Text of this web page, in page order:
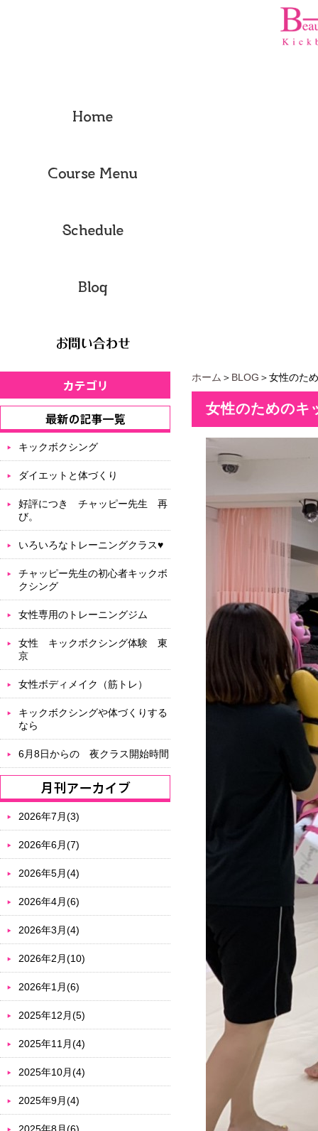
ホーム ＞ BLOG ＞女性のた
女性のためのキ
キックボクシング
ダイエットと体づくり
好評につき チャッピー先生 再
び。
いろいろなトレーニングクラス♥
チャッピー先生の初心者キックボ
クシング
女性専用のトレーニングジム
女性 キックボクシング体験 東
京
女性ボディメイク（筋トレ）
キックボクシングや体づくりする
なら
6月8日からの 夜クラス開始時間
2026年7月(3)
2026年6月(7)
2026年5月(4)
2026年4月(6)
2026年3月(4)
2026年2月(10)
2026年1月(6)
2025年12月(5)
2025年11月(4)
2025年10月(4)
2025年9月(4)